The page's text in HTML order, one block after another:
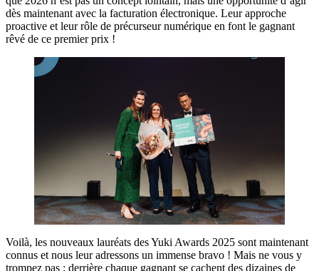
dès maintenant avec la facturation électronique. Leur approche
proactive et leur rôle de précurseur numérique en font le gagnant
rêvé de ce premier prix !
Voilà, les nouveaux lauréats des Yuki Awards 2025 sont maintenant
connus et nous leur adressons un immense bravo ! Mais ne vous y
trompez pas : derrière chaque gagnant se cachent des dizaines de